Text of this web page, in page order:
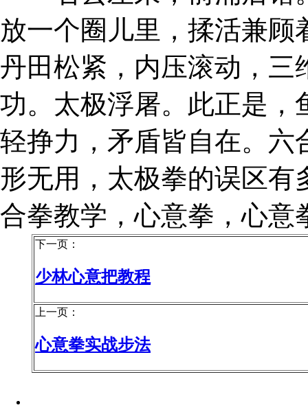
放一个圈儿里，揉活兼
丹田松紧，内压滚动，三
功。太极浮屠。此正是，
轻挣力，矛盾皆自在。六
形无用，太极拳的误区
合拳教学，心意拳，心意
下一页：
少林心意把教程
上一页：
心意拳实战步法